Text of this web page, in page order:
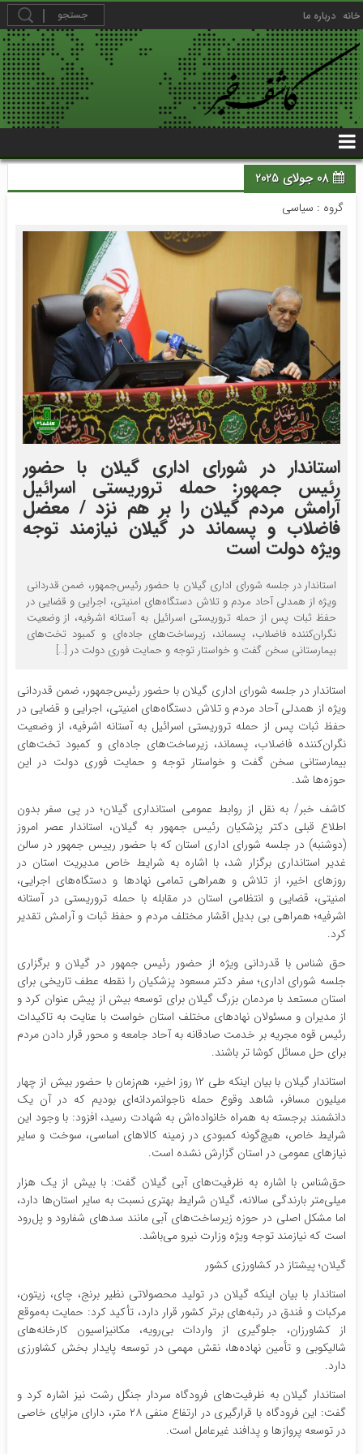
خانه درباره ما
08 جولای 2025
گروه : سیاسی
استاندار در شورای اداری گیلان با حضور
رئیس جمهور: حمله تروریستی اسرائیل
آرامش مردم گیلان را بر هم نزد / معضل
فاضلاب و پسماند در گیلان نیازمند توجه
ویژه دولت است
استاندار در جلسه شورای اداری گیلان با حضور رئیس‌جمهور، ضمن قدردانی
ویژه از همدلی آحاد مردم و تلاش دستگاه‌های امنیتی، اجرایی و قضایی در
حفظ ثبات پس از حمله تروریستی اسرائیل به آستانه اشرفیه، از وضعیت
نگران‌کننده فاضلاب، پسماند، زیرساخت‌های جاده‌ای و کمبود تخت‌های
بیمارستانی سخن گفت و خواستار توجه و حمایت فوری دولت در […]
استاندار در جلسه شورای اداری گیلان با حضور رئیس‌جمهور، ضمن قدردانی
ویژه از همدلی آحاد مردم و تلاش دستگاه‌های امنیتی، اجرایی و قضایی در
حفظ ثبات پس از حمله تروریستی اسرائیل به آستانه اشرفیه، از وضعیت
نگران‌کننده فاضلاب، پسماند، زیرساخت‌های جاده‌ای و کمبود تخت‌های
بیمارستانی سخن گفت و خواستار توجه و حمایت فوری دولت در این
حوزه‌ها شد.
کاشف خبر/ به نقل از روابط عمومی استانداری گیلان؛ در پی سفر بدون
اطلاع قبلی دکتر پزشکیان رئیس جمهور به گیلان، استاندار عصر امروز
(دوشنبه) در جلسه شورای اداری استان که با حضور رییس جمهور در سالن
غدیر استانداری برگزار شد، با اشاره به شرایط خاص مدیریت استان در
روزهای اخیر، از تلاش و همراهی تمامی نهادها و دستگاه‌های اجرایی،
امنیتی، قضایی و انتظامی استان در مقابله با حمله تروریستی در آستانه
اشرفیه؛ همراهی بی بدیل اقشار مختلف مردم و حفظ ثبات و آرامش تقدیر
کرد.
حق شناس با قدردانی ویژه از حضور رئیس جمهور در گیلان و برگزاری
جلسه شورای اداری؛ سفر دکتر مسعود پزشکیان را نقطه عطف تاریخی برای
استان مستعد با مردمان بزرگ گیلان برای توسعه بیش از پیش عنوان کرد و
از مدیران و مسئولان نهادهای مختلف استان خواست با عنایت به تاکیدات
رئیس قوه مجریه بر خدمت صادقانه به آحاد جامعه و محور قرار دادن مردم
برای حل مسائل کوشا تر باشند‌.
استاندار گیلان با بیان اینکه طی ۱۲ روز اخیر، هم‌زمان با حضور بیش از چهار
میلیون مسافر، شاهد وقوع حمله ناجوانمردانه‌ای بودیم که در آن یک
دانشمند برجسته به همراه خانواده‌اش به شهادت رسید، افزود: با وجود این
شرایط خاص، هیچ‌گونه کمبودی در زمینه کالاهای اساسی، سوخت و سایر
نیازهای عمومی در استان گزارش نشده است.
حق‌شناس با اشاره به ظرفیت‌های آبی گیلان گفت: با بیش از یک هزار
میلی‌متر بارندگی سالانه، گیلان شرایط بهتری نسبت به سایر استان‌ها دارد،
اما مشکل اصلی در حوزه زیرساخت‌های آبی مانند سدهای شفارود و پل‌رود
است که نیازمند توجه ویژه وزارت نیرو می‌باشد.
گیلان؛ پیشتاز در کشاورزی کشور
استاندار با بیان اینکه گیلان در تولید محصولاتی نظیر برنج، چای، زیتون،
مرکبات و فندق در رتبه‌های برتر کشور قرار دارد، تأکید کرد: حمایت به‌موقع
از کشاورزان، جلوگیری از واردات بی‌رویه، مکانیزاسیون کارخانه‌های
شالیکوبی و تأمین نهاده‌ها، نقش مهمی در توسعه پایدار بخش کشاورزی
دارد.
استاندار گیلان به ظرفیت‌های فرودگاه سردار جنگل رشت نیز اشاره کرد و
گفت: این فرودگاه با قرارگیری در ارتفاع منفی ۲۸ متر، دارای مزایای خاصی
در توسعه پروازها و پدافند غیرعامل است.